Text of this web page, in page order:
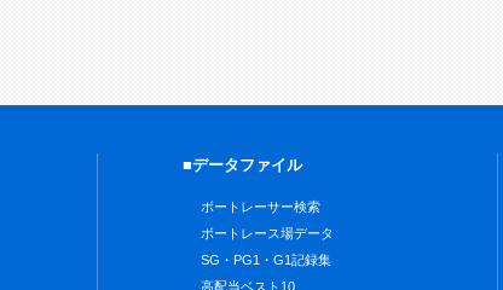
■データファイル
ボートレーサー検索
ボートレース場データ
SG・PG1・G1記録集
高配当ベスト10